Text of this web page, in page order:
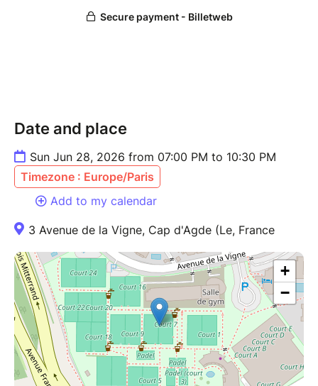
Date and place
Sun Jun 28, 2026 from 07:00 PM to 10:30 PM
Timezone : Europe/Paris
Add to my calendar
3 Avenue de la Vigne, Cap d'Agde (Le, France
+
−